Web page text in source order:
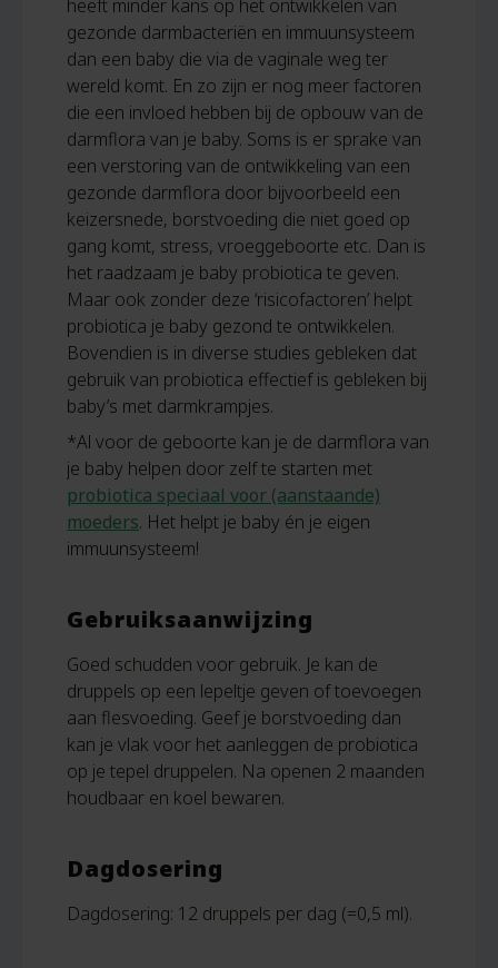
heeft minder kans op het ontwikkelen van
gezonde darmbacteriën en immuunsysteem
dan een baby die via de vaginale weg ter
wereld komt. En zo zijn er nog meer factoren
die een invloed hebben bij de opbouw van de
darmflora van je baby. Soms is er sprake van
een verstoring van de ontwikkeling van een
gezonde darmflora door bijvoorbeeld een
keizersnede, borstvoeding die niet goed op
gang komt, stress, vroeggeboorte etc. Dan is
het raadzaam je baby probiotica te geven.
Maar ook zonder deze ‘risicofactoren’ helpt
probiotica je baby gezond te ontwikkelen.
Bovendien is in diverse studies gebleken dat
gebruik van probiotica effectief is gebleken bij
baby’s met darmkrampjes.
*Al voor de geboorte kan je de darmflora van
je baby helpen door zelf te starten met
probiotica speciaal voor (aanstaande)
moeders. Het helpt je baby én je eigen
immuunsysteem!
Gebruiksaanwijzing
Goed schudden voor gebruik. Je kan de
druppels op een lepeltje geven of toevoegen
aan flesvoeding. Geef je borstvoeding dan
kan je vlak voor het aanleggen de probiotica
op je tepel druppelen. Na openen 2 maanden
houdbaar en koel bewaren.
Dagdosering
Dagdosering: 12 druppels per dag (=0,5 ml).